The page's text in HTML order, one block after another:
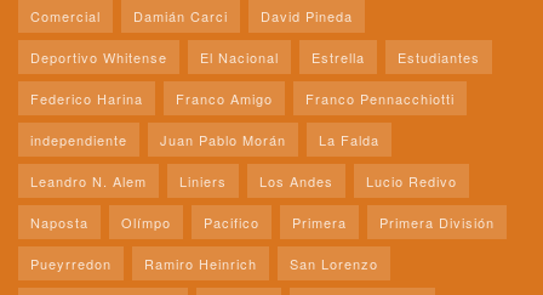
Comercial Damián Carci David Pineda
Deportivo Whitense El Nacional Estrella Estudiantes
Federico Harina Franco Amigo Franco Pennacchiotti
independiente Juan Pablo Morán La Falda
Leandro N. Alem Liniers Los Andes Lucio Redivo
Naposta Olímpo Pacifico Primera Primera División
Pueyrredon Ramiro Heinrich San Lorenzo